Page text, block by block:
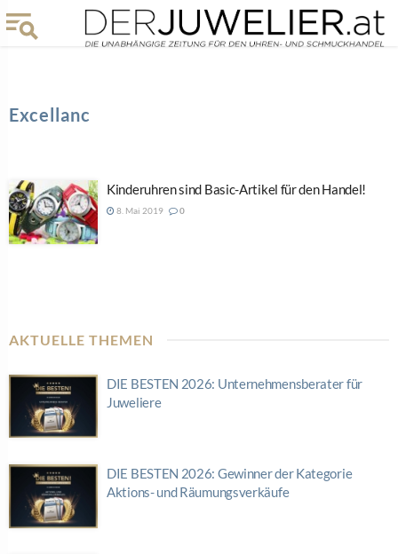
Excellanc
Kinderuhren sind Basic-Artikel für den Handel!
8. Mai 2019 0
AKTUELLE THEMEN
DIE BESTEN 2026: Unternehmensberater für
Juweliere
DIE BESTEN 2026: Gewinner der Kategorie
Aktions- und Räumungsverkäufe